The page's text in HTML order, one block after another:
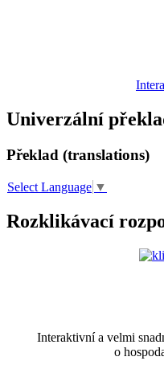
Univerzální
Překlad (translations)
Select Language ▼
Rozklikávací
Interaktivní a velmi
o